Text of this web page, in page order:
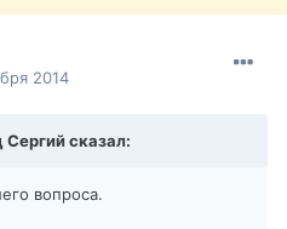
2014
Сергий сказал:
вопроса.